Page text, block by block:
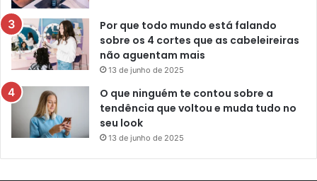
Por que todo mundo está falando
sobre os 4 cortes que as cabeleireiras
não aguentam mais
13 de junho de 2025
O que ninguém te contou sobre a
tendência que voltou e muda tudo no
seu look
13 de junho de 2025